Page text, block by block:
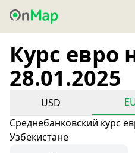
Курс евро
28.01.2025
USD
Среднебанковский курс
Узбекистане